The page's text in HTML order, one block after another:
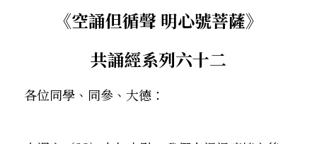
．刺桐心木
．中古世紀的殉道者
．聽聽，隔山的道人！
《空誦但循聲 明心號菩薩》
共誦經系列六十二
各位同學、同參、大德：